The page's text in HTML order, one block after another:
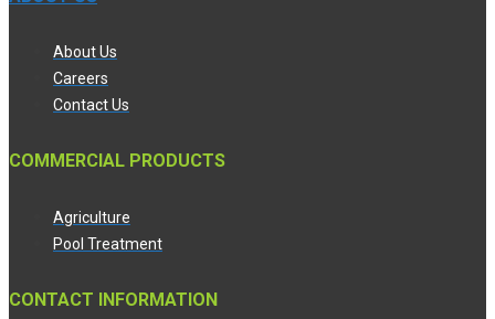
About Us
Careers
Contact Us
COMMERCIAL PRODUCTS
Agriculture
Pool Treatment
CONTACT INFORMATION